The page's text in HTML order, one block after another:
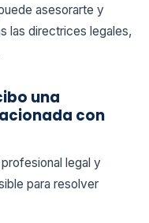
asesorarte y
las directrices legales,
una
con
legal y
para resolver